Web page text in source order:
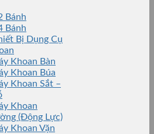
Bánh
Bánh
Bị Dụng Cụ
Khoan Bàn
Khoan Búa
Khoan Sắt –
Khoan
(Động Lực)
Khoan Vặn